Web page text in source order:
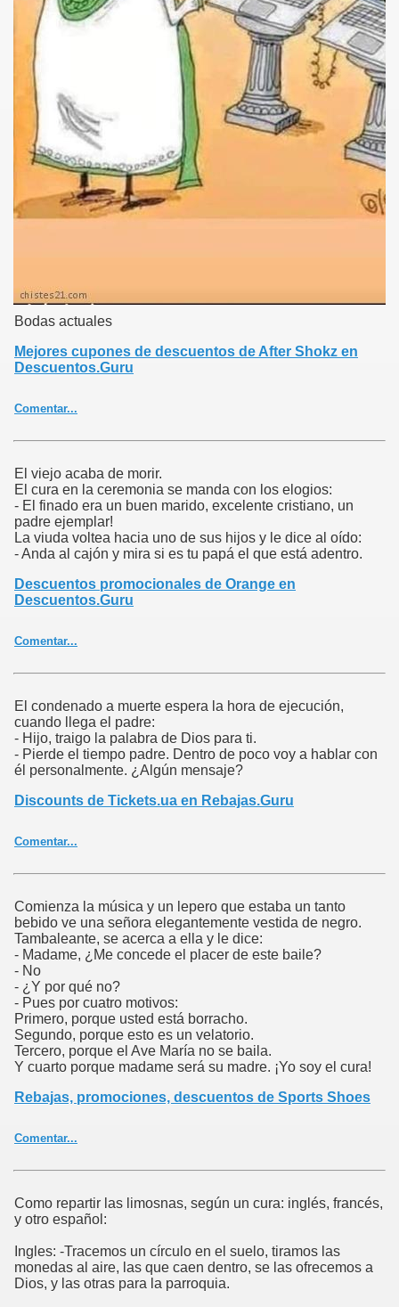
top:5px;}.ver3{text-align:left;padding-right:5px;}.tagcloud{font:bold
100% 'Verdana';text-align:center;padding-top:20px;padding-
bottom:20px;}.tagcloud a{color:#a0a0a0;text-
decoration:none;}.tf1{font-size:90%;}.tf2{font-size:125%;}.tf3{font-
size:160%;}.tf4{font-size:220%;}.tf5{font-size:300%;}
Bodas actuales
Mejores cupones de descuentos de After Shokz en
Descuentos.Guru
Comentar...
El viejo acaba de morir.
El cura en la ceremonia se manda con los elogios:
- El finado era un buen marido, excelente cristiano, un
padre ejemplar!
La viuda voltea hacia uno de sus hijos y le dice al oído:
- Anda al cajón y mira si es tu papá el que está adentro.
Descuentos promocionales de Orange en
Descuentos.Guru
Comentar...
El condenado a muerte espera la hora de ejecución,
cuando llega el padre:
- Hijo, traigo la palabra de Dios para ti.
- Pierde el tiempo padre. Dentro de poco voy a hablar con
él personalmente. ¿Algún mensaje?
Discounts de Tickets.ua en Rebajas.Guru
Comentar...
Comienza la música y un lepero que estaba un tanto
bebido ve una señora elegantemente vestida de negro.
Tambaleante, se acerca a ella y le dice:
- Madame, ¿Me concede el placer de este baile?
- No
- ¿Y por qué no?
- Pues por cuatro motivos:
Primero, porque usted está borracho.
Segundo, porque esto es un velatorio.
Tercero, porque el Ave María no se baila.
Y cuarto porque madame será su madre. ¡Yo soy el cura!
Rebajas, promociones, descuentos de Sports Shoes
Comentar...
Como repartir las limosnas, según un cura: inglés, francés,
y otro español:
Ingles: -Tracemos un círculo en el suelo, tiramos las
monedas al aire, las que caen dentro, se las ofrecemos a
Dios, y las otras para la parroquia.